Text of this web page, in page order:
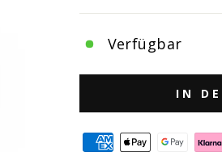
Verfügbar
IN